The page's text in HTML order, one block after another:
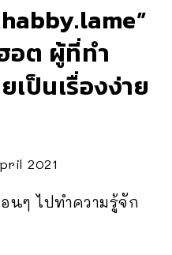
อต ผู้ที่ทำ
เป็นเรื่องง่าย
2021
นๆ ไปทำความรู้จัก